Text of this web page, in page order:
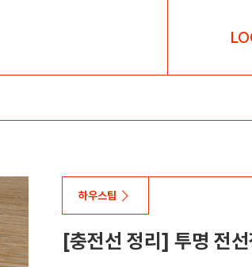
하우스팁
[충전선 정리] 투명 전